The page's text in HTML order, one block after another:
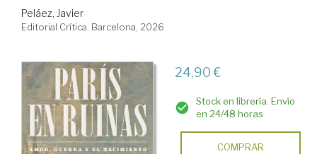
Peláez, Javier
Editorial Crítica. Barcelona, 2026
24,90 €
Stock en librería. Envío
en 24/48 horas
COMPRAR